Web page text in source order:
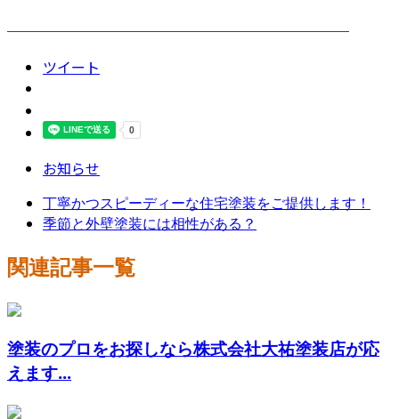
────────────────────────
ツイート
お知らせ
丁寧かつスピーディーな住宅塗装をご提供します！
季節と外壁塗装には相性がある？
関連記事一覧
塗装のプロをお探しなら株式会社大祐塗装店が応
えます...